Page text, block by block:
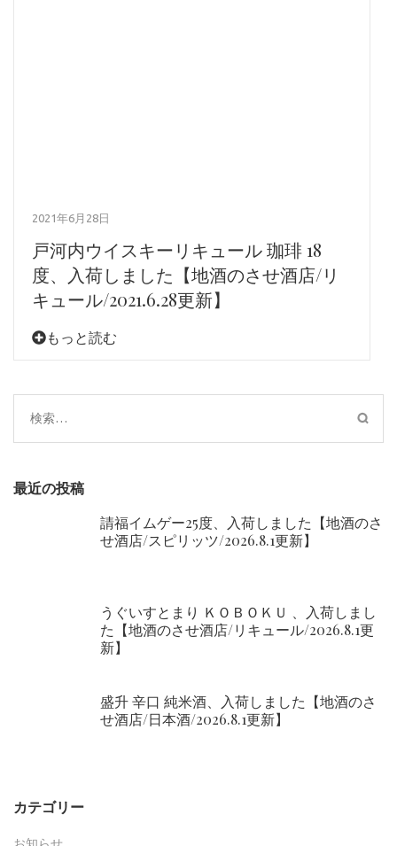
2021年6月28日
戸河内ウイスキーリキュール 珈琲 18
度、入荷しました【地酒のさせ酒店/リ
キュール/2021.6.28更新】
もっと読む
検
索:
最近の投稿
請福イムゲー25度、入荷しました【地酒のさ
せ酒店/スピリッツ/2026.8.1更新】
うぐいすとまり ＫＯＢＯＫＵ 、入荷しまし
た【地酒のさせ酒店/リキュール/2026.8.1更
新】
盛升 辛口 純米酒、入荷しました【地酒のさ
せ酒店/日本酒/2026.8.1更新】
カテゴリー